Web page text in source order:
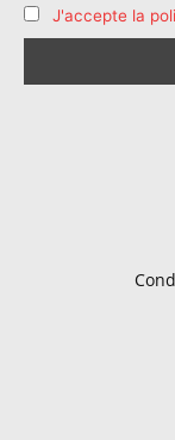
J'accepte la